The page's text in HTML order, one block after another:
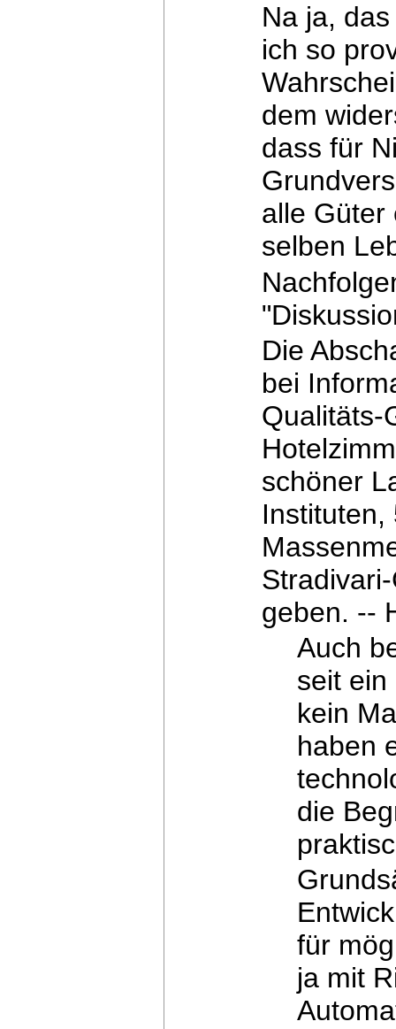
Na ja,
ich so
dem
dass für
alle Güter
selben
Die
bei
Qualitäts-
schöner
geben. --
Auch
seit
kein
haben
die
für
ja mit